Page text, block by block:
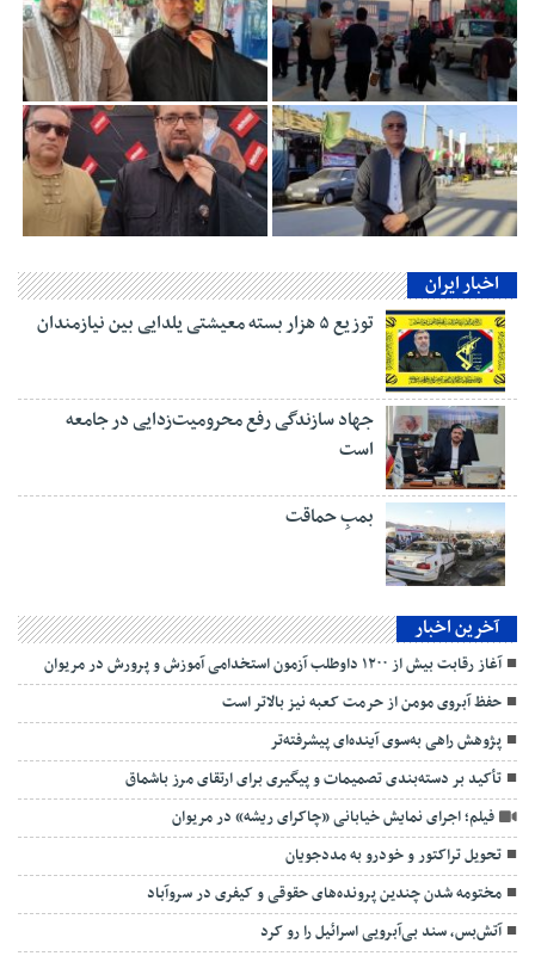
اخبار ایران
توزیع ۵ هزار بسته معیشتی یلدایی بین نیازمندان
جهاد سازندگی رفع محرومیت‌زدایی در جامعه
است
بمبِ حماقت
آخرین اخبار
آغاز رقابت بیش از ۱۲۰۰ داوطلب آزمون استخدامی آموزش و پرورش در مریوان
حفظ آبروی مومن از حرمت کعبه نیز بالاتر است
پژوهش راهی به‌سوی آینده‌ای پیشرفته‌تر
تأکید بر دسته‌بندی تصمیمات و پیگیری برای ارتقای مرز باشماق
فیلم؛ اجرای نمایش خیابانی «چاکرای ریشه» در مریوان
تحویل تراکتور و خودرو به مددجویان
مختومه شدن چندین پرونده‌های حقوقی و کیفری در سروآباد
آتش‌بس، سند بی‌آبرویی اسرائیل را رو کرد